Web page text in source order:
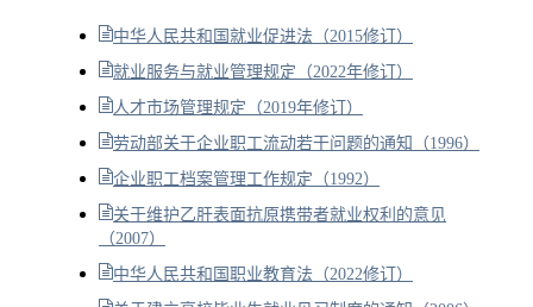
中华人民共和国就业促进法（2015修订）
就业服务与就业管理规定（2022年修订）
人才市场管理规定（2019年修订）
劳动部关于企业职工流动若干问题的通知（1996）
企业职工档案管理工作规定（1992）
关于维护乙肝表面抗原携带者就业权利的意见
（2007）
中华人民共和国职业教育法（2022修订）